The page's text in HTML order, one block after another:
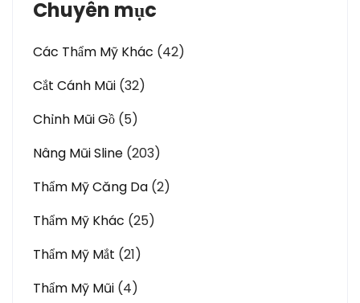
Chuyên mục
Các Thẩm Mỹ Khác (42)
Cắt Cánh Mũi (32)
Chỉnh Mũi Gồ (5)
Nâng Mũi Sline (203)
Thẩm Mỹ Căng Da (2)
Thẩm Mỹ Khác (25)
Thẩm Mỹ Mắt (21)
Thẩm Mỹ Mũi (4)